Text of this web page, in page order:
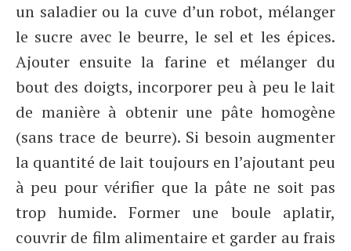
un saladier ou la cuve d’un robot, mélanger
le sucre avec le beurre, le sel et les épices.
Ajouter ensuite la farine et mélanger du
bout des doigts, incorporer peu à peu le lait
de manière à obtenir une pâte homogène
(sans trace de beurre). Si besoin augmenter
la quantité de lait toujours en l’ajoutant peu
à peu pour vérifier que la pâte ne soit pas
trop humide. Former une boule aplatir,
couvrir de film alimentaire et garder au frais